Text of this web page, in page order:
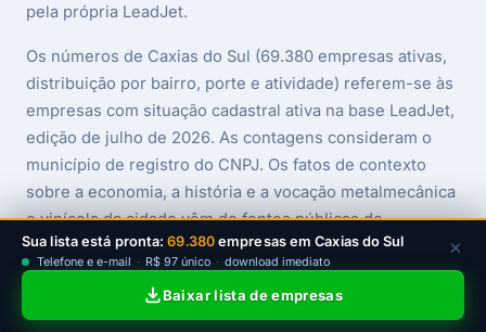
pela própria LeadJet.
Os números de Caxias do Sul (69.380 empresas ativas,
distribuição por bairro, porte e atividade) referem-se às
empresas com situação cadastral ativa na base LeadJet,
edição de julho de 2026. As contagens consideram o
município de registro do CNPJ. Os fatos de contexto
sobre a economia, a história e a vocação metalmecânica
e vinícola da cidade vêm de fontes públicas de
referência (IBGE — PIB dos Municípios e Censo 2022 —
e órgãos estaduais/municipais) e servem de narrativa,
não como dado da base. Os contatos exibidos na
amostra são fictícios e mascarados na exibição, apenas
Sua lista está pronta:69.380empresas em Caxias do Sul
Telefone e e-mail · R$ 97 único · download imediato
Baixar lista de empresas
×